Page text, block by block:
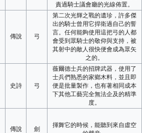
責過騎士議會廳的光線佈置。
傳說 弓
第二次光輝之戰的遺珍，許多傑
出的騎士曾用它捍衛過自己的誓
言。任何能夠使用這把弓的人都
會受到眾騎士的敬仰與支持，被
其射中的敵人很快便會成為眾矢
之的。
史詩 弓
薇爾德士兵的招牌武器，使用了
士兵們熟悉的家鄉木料，並且即
便是批量製作，也有著相同成本
下其他工藝完全無法企及的精準
度。
傳說 劍
揮舞它的時候，能聽到來自虛空